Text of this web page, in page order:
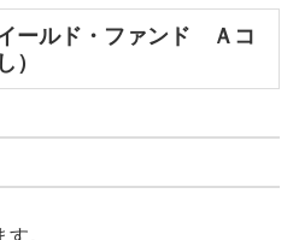
ールド・ファンド Ａコ
）
。